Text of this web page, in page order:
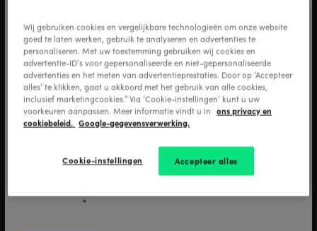
Voornaam*
E-mail adres*
Ja, ik ontvang graag nieuws van Stage Entertainment en ik
ga akkoord met de verwerking van mijn
*
Wij gebruiken cookies en vergelijkbare technologieën om onze website
goed te laten werken, gebruik te analyseren en advertenties te
personaliseren. Met uw toestemming gebruiken wij cookies en
advertentie-ID’s voor gepersonaliseerde en niet-gepersonaliseerde
advertenties en het meten van advertentieprestaties. Door op ‘Accepteer
alles’ te klikken, gaat u akkoord met het gebruik van alle cookies,
inclusief marketingcookies.” Via ‘Cookie-instellingen’ kunt u uw
voorkeuren aanpassen. Meer informatie vindt u in
ons privacy en
cookiebeleid. Google-gegevensverwerking.
Accepteer alles
Cookie-instellingen